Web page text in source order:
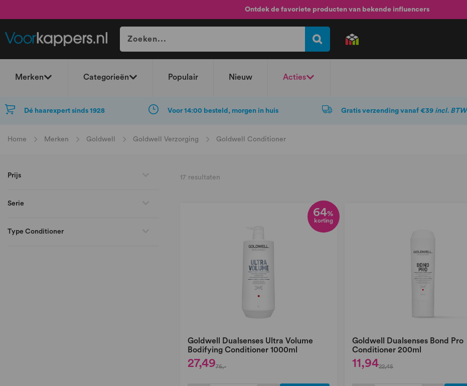
Ontdek de favoriete producten van bekende influencers
Merken Categorieën Populair Nieuw Acties
Dé haarexpert sinds 1928 Voor 14:00 besteld, morgen in huis Gratis verzending vanaf €39 incl. BTW
Home Merken Goldwell Goldwell Verzorging Goldwell Conditioner
17resultaten
64%
korting
Goldwell Dualsenses Ultra Volume
Bodifying Conditioner 1000ml
27,4976,-
Goldwell Dualsenses Bond Pro
Conditioner 200ml
11,9422,45
Prijs
Serie
Type Conditioner